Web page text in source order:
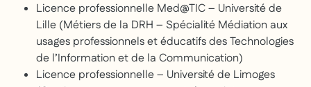
Licence professionnelle Med@TIC – Université de
Lille (Métiers de la DRH – Spécialité Médiation aux
usages professionnels et éducatifs des Technologies
de l’Information et de la Communication)
Licence professionnelle – Université de Limoges